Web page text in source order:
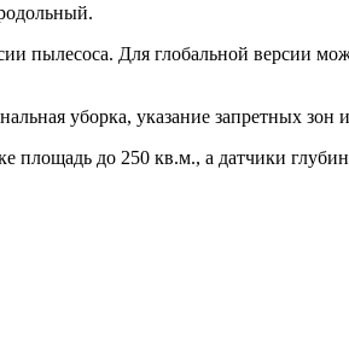
пылесоса. Для глобальной версии
уборка, указание запретных зон
площадь до 250 кв.м., а датчики